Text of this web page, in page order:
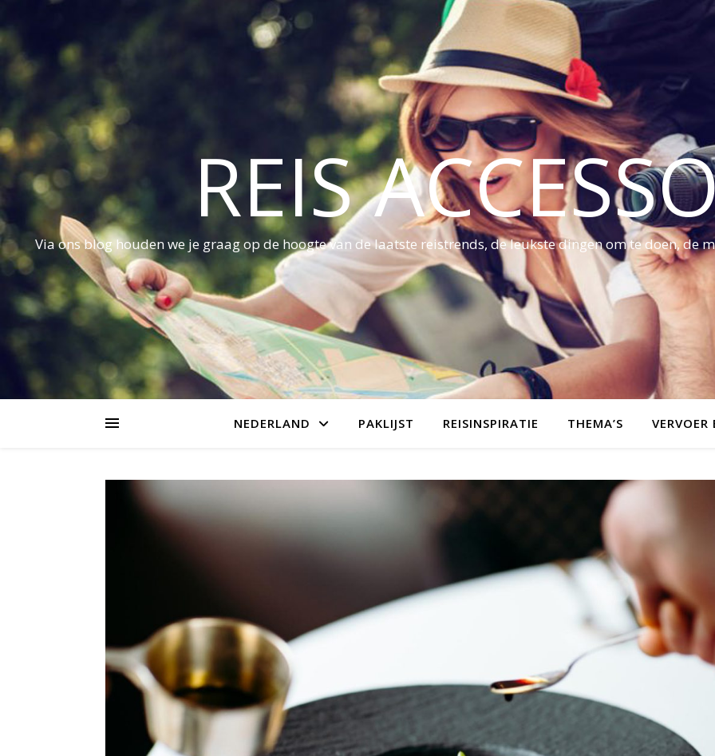
REIS
Via ons blog houden we je graag op de hoogte van de laatste reistrends, de leukste dingen om te doen, de
NEDERLAND PAKLIJST REISINSPIRATIE THEMA’S